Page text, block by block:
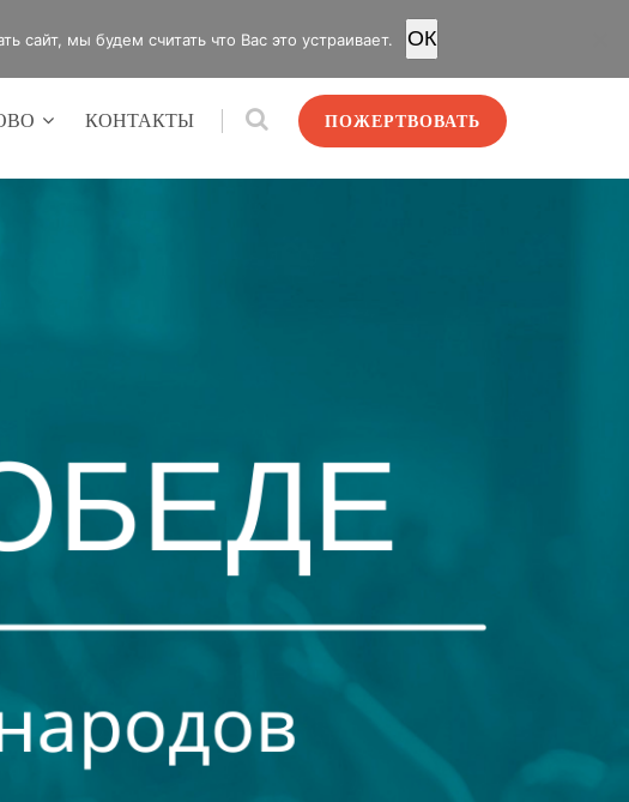
ПОЖЕРТВОВАТЬ
КОНТАКТЫ
мы будем считать что Вас это устраивает. OК